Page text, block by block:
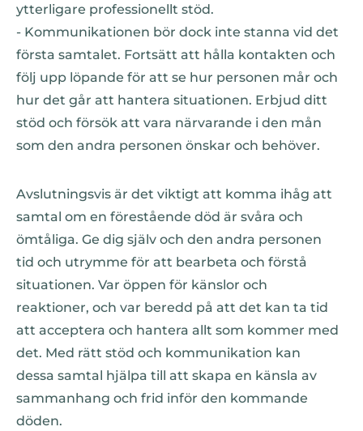
ytterligare professionellt stöd.
- Kommunikationen bör dock inte stanna vid det
första samtalet. Fortsätt att hålla kontakten och
följ upp löpande för att se hur personen mår och
hur det går att hantera situationen. Erbjud ditt
stöd och försök att vara närvarande i den mån
som den andra personen önskar och behöver.
Avslutningsvis är det viktigt att komma ihåg att
samtal om en förestående död är svåra och
ömtåliga. Ge dig själv och den andra personen
tid och utrymme för att bearbeta och förstå
situationen. Var öppen för känslor och
reaktioner, och var beredd på att det kan ta tid
att acceptera och hantera allt som kommer med
det. Med rätt stöd och kommunikation kan
dessa samtal hjälpa till att skapa en känsla av
sammanhang och frid inför den kommande
döden.